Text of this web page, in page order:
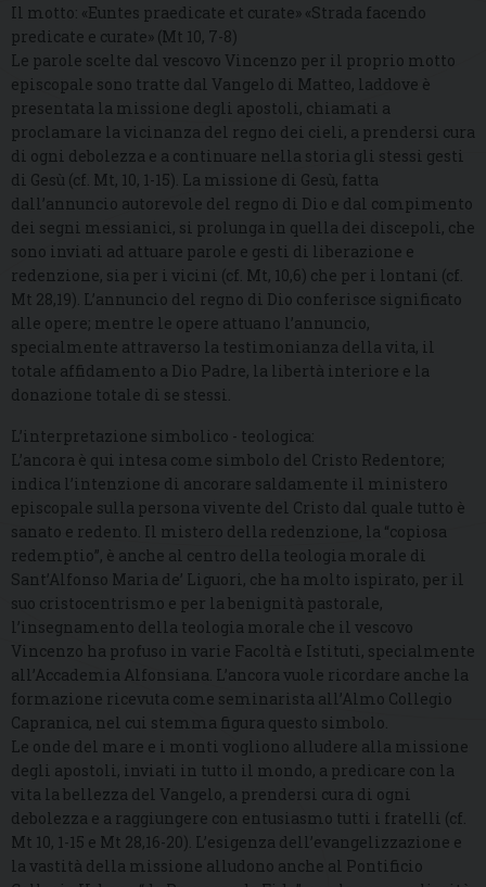
Il motto: «Euntes praedicate et curate» «Strada facendo
predicate e curate» (Mt 10, 7-8)
Le parole scelte dal vescovo Vincenzo per il proprio motto
episcopale sono tratte dal Vangelo di Matteo, laddove è
presentata la missione degli apostoli, chiamati a
proclamare la vicinanza del regno dei cieli, a prendersi cura
di ogni debolezza e a continuare nella storia gli stessi gesti
di Gesù (cf. Mt, 10, 1-15). La missione di Gesù, fatta
dall’annuncio autorevole del regno di Dio e dal compimento
dei segni messianici, si prolunga in quella dei discepoli, che
sono inviati ad attuare parole e gesti di liberazione e
redenzione, sia per i vicini (cf. Mt, 10,6) che per i lontani (cf.
Mt 28,19). L’annuncio del regno di Dio conferisce significato
alle opere; mentre le opere attuano l’annuncio,
specialmente attraverso la testimonianza della vita, il
totale affidamento a Dio Padre, la libertà interiore e la
donazione totale di se stessi.
L’interpretazione simbolico - teologica:
L’ancora è qui intesa come simbolo del Cristo Redentore;
indica l’intenzione di ancorare saldamente il ministero
episcopale sulla persona vivente del Cristo dal quale tutto è
sanato e redento. Il mistero della redenzione, la “copiosa
redemptio”, è anche al centro della teologia morale di
Sant’Alfonso Maria de’ Liguori, che ha molto ispirato, per il
suo cristocentrismo e per la benignità pastorale,
l’insegnamento della teologia morale che il vescovo
Vincenzo ha profuso in varie Facoltà e Istituti, specialmente
all’Accademia Alfonsiana. L’ancora vuole ricordare anche la
formazione ricevuta come seminarista all’Almo Collegio
Capranica, nel cui stemma figura questo simbolo.
Le onde del mare e i monti vogliono alludere alla missione
degli apostoli, inviati in tutto il mondo, a predicare con la
vita la bellezza del Vangelo, a prendersi cura di ogni
debolezza e a raggiungere con entusiasmo tutti i fratelli (cf.
Mt 10, 1-15 e Mt 28,16-20). L’esigenza dell’evangelizzazione e
la vastità della missione alludono anche al Pontificio